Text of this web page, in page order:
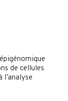
de cellules